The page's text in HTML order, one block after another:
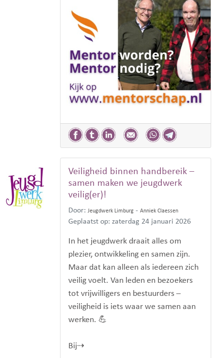
Veiligheid binnen handbereik –
samen maken we jeugdwerk
veilig(er)!
Door: Jeugdwerk Limburg - Anniek Claessen
Geplaatst op: zaterdag 24 januari 2026
In het jeugdwerk draait alles om
plezier, ontwikkeling en samen zijn.
Maar dat kan alleen als iedereen zich
veilig voelt. Van leden en bezoekers
tot vrijwilligers en bestuurders –
veiligheid is iets waar we samen aan
werken. 💪
Bij⇢